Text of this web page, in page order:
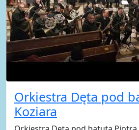
Orkiestra Dęta pod
Koziara